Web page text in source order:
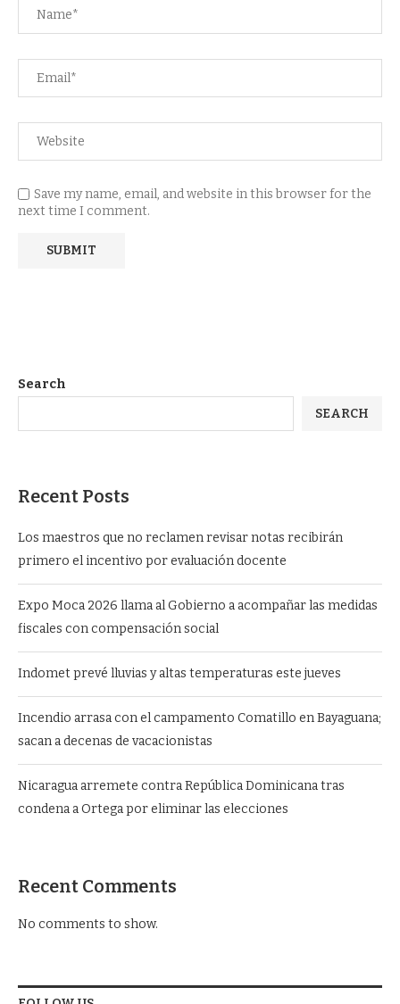
Save my name, email, and website in this browser for the
next time I comment.
Search
SEARCH
Recent Posts
Los maestros que no reclamen revisar notas recibirán
primero el incentivo por evaluación docente
Expo Moca 2026 llama al Gobierno a acompañar las medidas
fiscales con compensación social
Indomet prevé lluvias y altas temperaturas este jueves
Incendio arrasa con el campamento Comatillo en Bayaguana;
sacan a decenas de vacacionistas
Nicaragua arremete contra República Dominicana tras
condena a Ortega por eliminar las elecciones
Recent Comments
No comments to show.